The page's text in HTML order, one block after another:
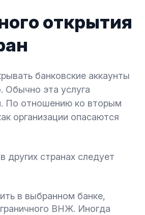
открытия
банковские аккаунты
Обычно эта услуга
По отношению ко вторым
организации опасаются
других странах следует
в выбранном банке,
ВНЖ. Иногда